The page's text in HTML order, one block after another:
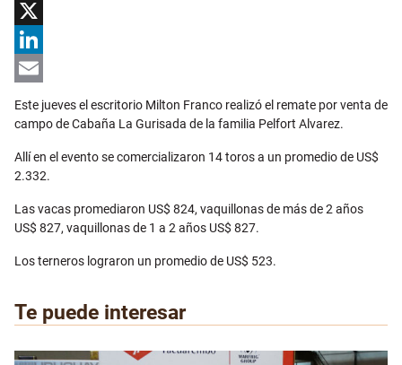
Facebook
X
LinkedIn
Email
Este jueves el escritorio Milton Franco realizó el remate por venta de
campo de Cabaña La Gurisada de la familia Pelfort Alvarez.
Allí en el evento se comercializaron 14 toros a un promedio de US$
2.332.
Las vacas promediaron US$ 824, vaquillonas de más de 2 años
US$ 827, vaquillonas de 1 a 2 años US$ 827.
Los terneros lograron un promedio de US$ 523.
Te puede interesar